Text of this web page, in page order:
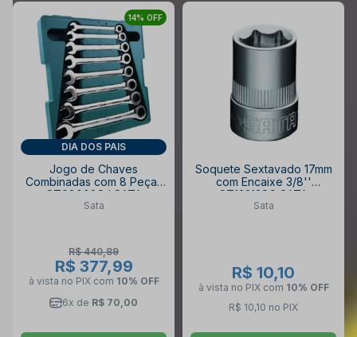
14% OFF
DIA DOS PAIS
Jogo de Chaves
Combinadas com 8 Peças
ST08008SJ SATA
Sata
R$ 440,89
R$ 377,99
à vista no PIX com 10% OFF
6x de R$ 70,00
Soquete Sextavado 17mm
com Encaixe 3/8''
ST12312SC SATA
Sata
R$ 10,10
à vista no PIX com 10% OFF
R$ 10,10 no PIX